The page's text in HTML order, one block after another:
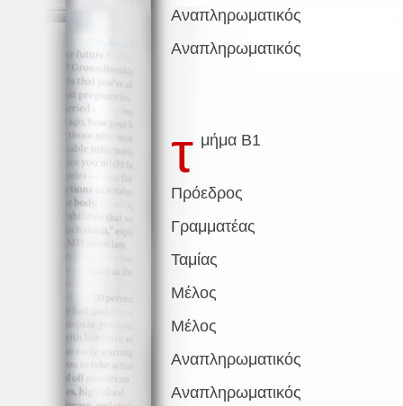
Αναπληρωματικός
Αναπληρωματικός
τ μήμα Β1
Πρόεδρος
Γραμματέας
Ταμίας
Μέλος
Μέλος
Αναπληρωματικός
Αναπληρωματικός